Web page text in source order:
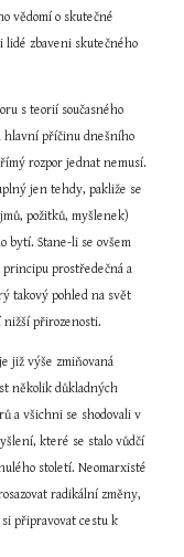
vědomí o skutečné
lidé zbaveni skutečného
s teorií současného
hlavní příčinu dnešního
rozpor jednat nemusí.
jen tehdy, pakliže se
požitků, myšlenek)
bytí. Stane-li se ovšem
prostředečná a
takový pohled na svět
nižší přirozenosti.
již výše zmiňovaná
několik důkladných
a všichni se shodovali v
které se stalo vůdčí
století. Neomarxisté
radikální změny,
připravovat cestu k